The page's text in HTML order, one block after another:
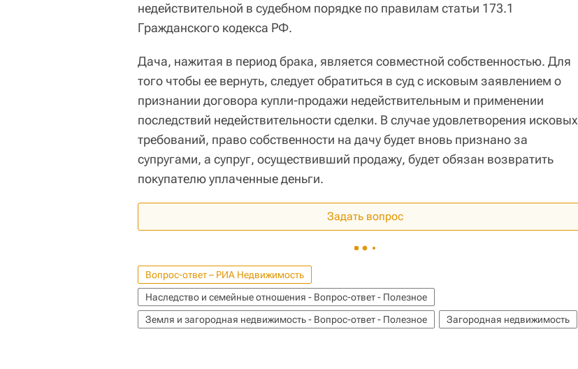
недействительной в судебном порядке по правилам статьи 173.1
Гражданского кодекса РФ.
Дача, нажитая в период брака, является совместной собственностью. Для
того чтобы ее вернуть, следует обратиться в суд с исковым заявлением о
признании договора купли-продажи недействительным и применении
последствий недействительности сделки. В случае удовлетворения исковых
требований, право собственности на дачу будет вновь признано за
супругами, а супруг, осуществивший продажу, будет обязан возвратить
покупателю уплаченные деньги.
Задать вопрос
Вопрос-ответ – РИА Недвижимость
Наследство и семейные отношения - Вопрос-ответ - Полезное
Земля и загородная недвижимость - Вопрос-ответ - Полезное
Загородная недвижимость